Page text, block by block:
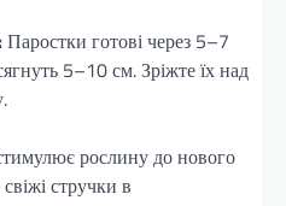
Паростки готові через 5–7
5–10 см. Зріжте їх над
рослину до нового
стручки в